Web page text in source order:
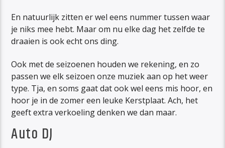
En natuurlijk zitten er wel eens nummer tussen waar
je niks mee hebt. Maar om nu elke dag het zelfde te
draaien is ook echt ons ding.
Ook met de seizoenen houden we rekening, en zo
passen we elk seizoen onze muziek aan op het weer
type. Tja, en soms gaat dat ook wel eens mis hoor, en
hoor je in de zomer een leuke Kerstplaat. Ach, het
geeft extra verkoeling denken we dan maar.
Auto DJ